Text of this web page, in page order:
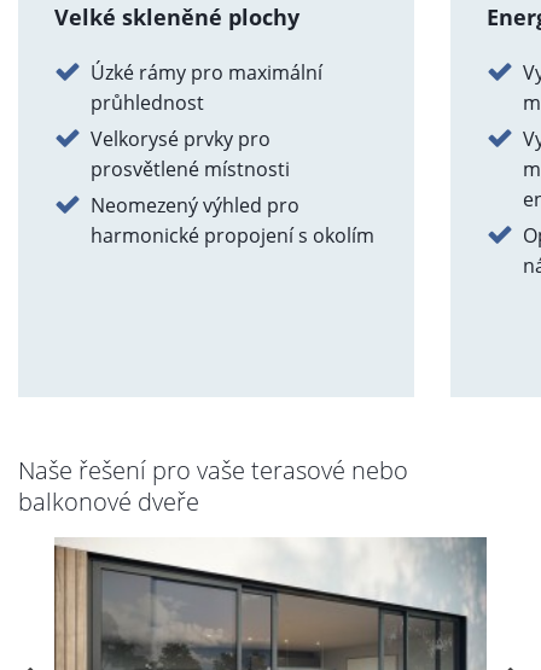
Velké skleněné plochy
Úzké rámy pro maximální
průhlednost
Velkorysé prvky pro
prosvětlené místnosti
Neomezený výhled pro
harmonické propojení s okolím
Naše řešení pro vaše terasové nebo
balkonové dveře